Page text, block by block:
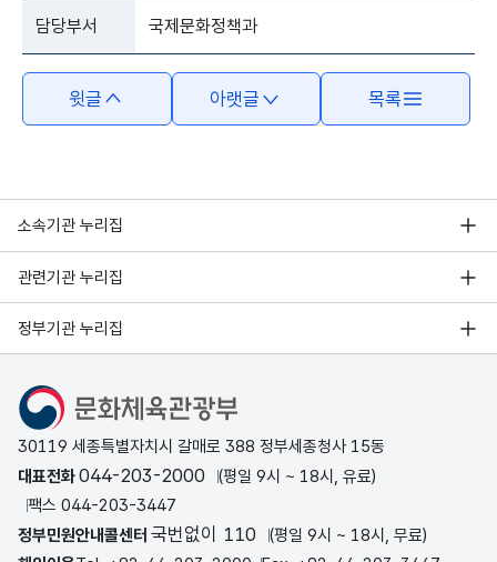
담당부서 국제문화정책과
윗글 아랫글 목록
소속기관 누리집
관련기관 누리집
정부기관 누리집
문화체육관광부
30119 세종특별자치시 갈매로 388 정부세종청사 15동
대표전화044-203-2000
(평일 9시 ~ 18시, 유료)
팩스 044-203-3447
정부민원안내콜센터 국번없이 110
(평일 9시 ~ 18시, 무료)